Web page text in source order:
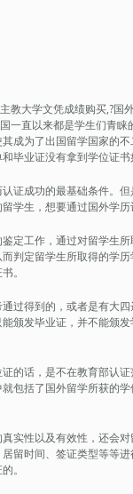
教大学文凭成绩购买,?国
直以来都是学生们青睐
成为了出国留学国家的
毕业证没有拿到学位证书
证成功的最基础条件。
学生，想要通过国外学历
定工作，通过对留学生
判定留学生所取得的学
。
过得到的，或者是有大
颁发毕业证，并不能颁
的话，是不在教育部认
包括了国外留学所获的
实性以及有效性，还会
留时间、签证类型等等
。